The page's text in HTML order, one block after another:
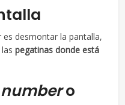
desmontar la pantalla,
laspegatinas donde está
o